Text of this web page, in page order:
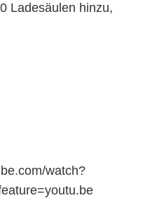
Ladesäulen hinzu,
watch?